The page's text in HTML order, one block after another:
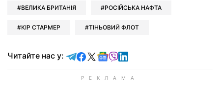
ВЕЛИКА БРИТАНІЯ РОСІЙСЬКА НАФТА
КІР СТАРМЕР ТІНЬОВИЙ ФЛОТ
Читайте нас у: Читайте у Telegram
Читайте у Facebook
Читайте у X
Читайте у Google news
Читайте у Viber
Читайте у LinkedIn